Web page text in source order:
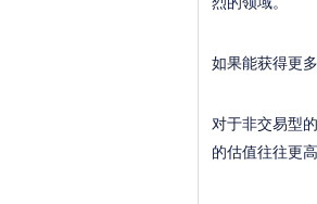
如果能获得更
对于非交易型
的估值往往更高